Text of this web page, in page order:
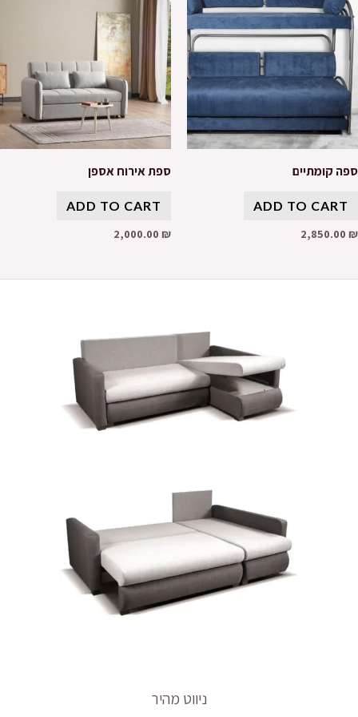
ספה קומתיים
ADD TO CART
2,850.00 ₪
ספת אירוח אספן
ADD TO CART
2,000.00 ₪
ניווט מהיר